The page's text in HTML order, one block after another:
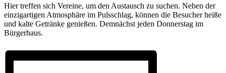
Hier treffen sich Vereine, um den Austausch zu suchen. Neben der
einzigartigen Atmosphäre im Pulsschlag, können die Besucher heiße
und kalte Getränke genießen. Demnächst jeden Donnerstag im
Bürgerhaus.